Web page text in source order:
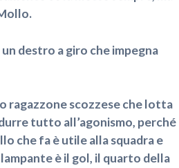
un destro a giro che impegna
ragazzone scozzese che lotta
tutto all’agonismo, perché
che fa è utile alla squadra e
è il gol, il quarto della